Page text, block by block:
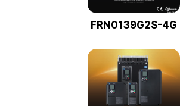
FRN0139G2S-4G